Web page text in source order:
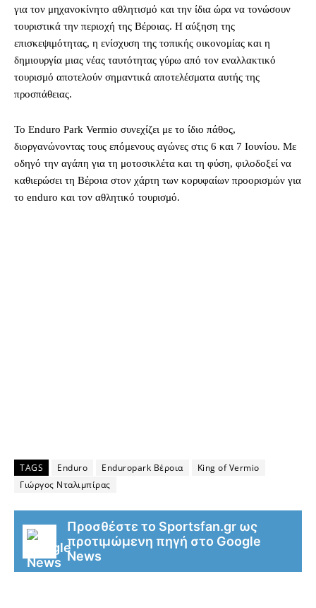
για τον μηχανοκίνητο αθλητισμό και την ίδια ώρα να τονώσουν
τουριστικά την περιοχή της Βέροιας. Η αύξηση της
επισκεψιμότητας, η ενίσχυση της τοπικής οικονομίας και η
δημιουργία μιας νέας ταυτότητας γύρω από τον εναλλακτικό
τουρισμό αποτελούν σημαντικά αποτελέσματα αυτής της
προσπάθειας.
Το Enduro Park Vermio συνεχίζει με το ίδιο πάθος,
διοργανώνοντας τους επόμενους αγώνες στις 6 και 7 Ιουνίου. Με
οδηγό την αγάπη για τη μοτοσικλέτα και τη φύση, φιλοδοξεί να
καθιερώσει τη Βέροια στον χάρτη των κορυφαίων προορισμών για
το enduro και τον αθλητικό τουρισμό.
TAGS Enduro Enduropark Βέροια
King of Vermio
Γιώργος Νταλιμπίρας
Προσθέστε το Sportsfan.gr ως
προτιμώμενη πηγή στο Google
News